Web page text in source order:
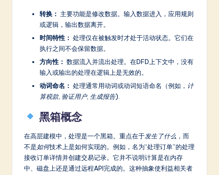
w
转换： 主要功能是修改数据。输入数据进入，应用规则
或逻辑，输出数据离开。
时间特性： 处理仅在被触发时才处于活动状态。它们在
执行之间不会保留数据。
方向性： 数据流入并流出处理。在DFD上下文中，没有
输入或输出的处理在逻辑上是无效的。
动词命名： 处理通常用动词或动词短语命名（例如， 计
算税款, 验证用户, 生成报告).
黑箱概念
在高层建模中，处理是一个黑箱。重点在于发生了什么 ，而
不是如何技术上是如何实现的。例如，名为“处理订单”的处理
接收订单详情并创建交易记录。它并不说明计算是在内存
中、磁盘上还是通过远程API完成的。这种抽象使利益相关者